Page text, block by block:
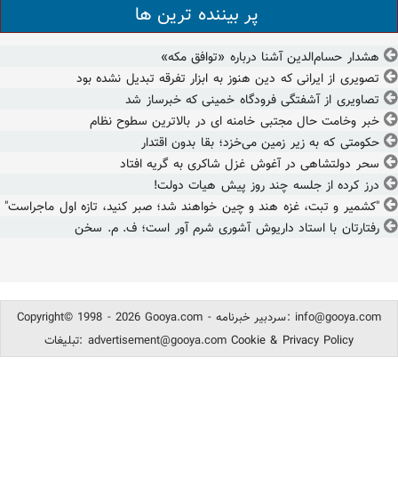
پر بیننده ترین ها
هشدار حسام‌الدین آشنا درباره «توافق مکه»
تصویری از ایرانی که دین هنوز به ابزار تفرقه تبدیل نشده بود
تصاویری از آشفتگی فرودگاه خمینی که خبرساز شد
خبر وخامت حال مجتبی خامنه ای در بالاترین سطوح نظام
حکومتی که به زیر زمین می‌خزد؛ بقا بدون اقتدار
سحر دولتشاهی در آغوش غزل شاکری به گریه افتاد
درز کرده از جلسه چند روز پیش هیات دولت!
"کشمیر و تبت، غزه هند و چین خواهند شد؛ صبر کنید، تازه اول ماجراست"
رفتارتان با استاد داریوش آشوری شرم آور است؛ ف. م. سخن
Copyright© 1998 - 2026 Gooya.com - سردبیر خبرنامه: info@gooya.com
تبلیغات: advertisement@gooya.com Cookie & Privacy Policy